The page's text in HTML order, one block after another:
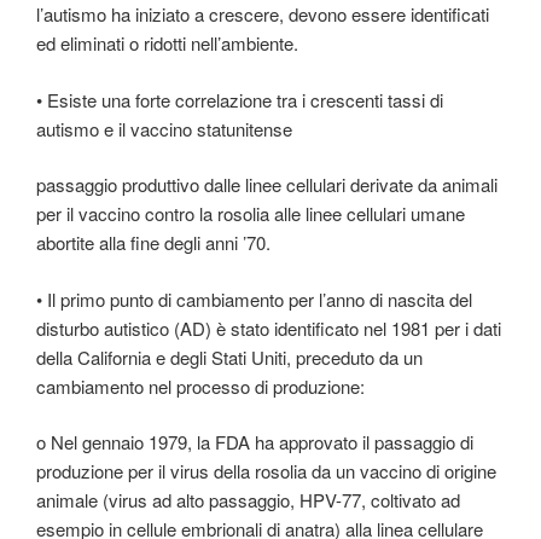
l’autismo ha iniziato a crescere, devono essere identificati
ed eliminati o ridotti nell’ambiente.
• Esiste una forte correlazione tra i crescenti tassi di
autismo e il vaccino statunitense
passaggio produttivo dalle linee cellulari derivate da animali
per il vaccino contro la rosolia alle linee cellulari umane
abortite alla fine degli anni ’70.
• Il primo punto di cambiamento per l’anno di nascita del
disturbo autistico (AD) è stato identificato nel 1981 per i dati
della California e degli Stati Uniti, preceduto da un
cambiamento nel processo di produzione:
o Nel gennaio 1979, la FDA ha approvato il passaggio di
produzione per il virus della rosolia da un vaccino di origine
animale (virus ad alto passaggio, HPV-77, coltivato ad
esempio in cellule embrionali di anatra) alla linea cellulare